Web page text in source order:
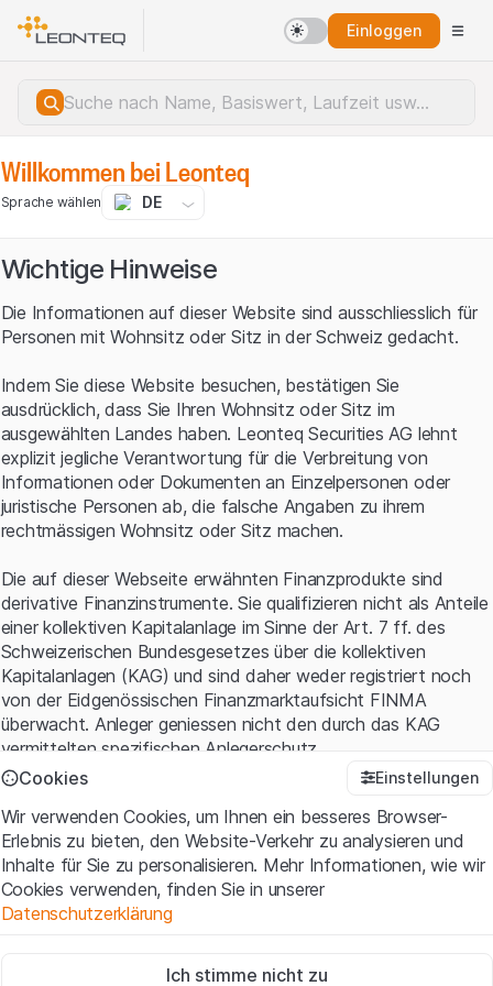
Einloggen
Serverfehler.
Willkommen bei Leonteq
Sprache wählen DE
Wichtige Hinweise
Die Informationen auf dieser Website sind ausschliesslich für
Personen mit Wohnsitz oder Sitz in der Schweiz gedacht.
Indem Sie diese Website besuchen, bestätigen Sie
ausdrücklich, dass Sie Ihren Wohnsitz oder Sitz im
ausgewählten Landes haben. Leonteq Securities AG lehnt
explizit jegliche Verantwortung für die Verbreitung von
Informationen oder Dokumenten an Einzelpersonen oder
juristische Personen ab, die falsche Angaben zu ihrem
rechtmässigen Wohnsitz oder Sitz machen.
Die auf dieser Webseite erwähnten Finanzprodukte sind
derivative Finanzinstrumente. Sie qualifizieren nicht als Anteile
einer kollektiven Kapitalanlage im Sinne der Art. 7 ff. des
Schweizerischen Bundesgesetzes über die kollektiven
Kapitalanlagen (KAG) und sind daher weder registriert noch
von der Eidgenössischen Finanzmarktaufsicht FINMA
überwacht. Anleger geniessen nicht den durch das KAG
vermittelten spezifischen Anlegerschutz.
Mit dem Zugriff auf diese Website der Leonteq Securities AG
(die "Website") erklären Sie, dass Sie die rechtlichen
Informationen und die wichtigen Hinweise und
Nutzungsbedingungenverstanden haben und akzeptieren.
Wenn Sie mit den Nutzungsbedingungen nicht einverstanden
Cookies Einstellungen
Wir verwenden Cookies, um Ihnen ein besseres Browser-
Erlebnis zu bieten, den Website-Verkehr zu analysieren und
Inhalte für Sie zu personalisieren. Mehr Informationen, wie wir
Cookies verwenden, finden Sie in unserer
Datenschutzerklärung
Diese Cookies sind für die Website erforderlich und können nicht
Ich stimme nicht zu